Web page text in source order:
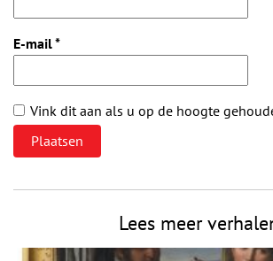
E-mail*
Vink dit aan als u op de hoogte
Lees meer